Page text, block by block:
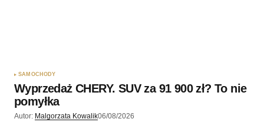
SAMOCHODY
Wyprzedaż CHERY. SUV za 91 900 zł? To nie
pomyłka
Autor: Malgorzata Kowalik06/08/2026